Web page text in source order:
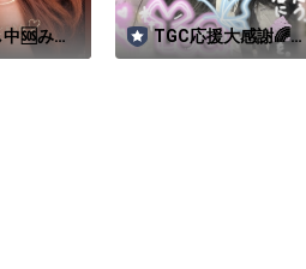
🆘みな
れてっ
TGC応援大感謝🌈
ᵕ̈*夢愛